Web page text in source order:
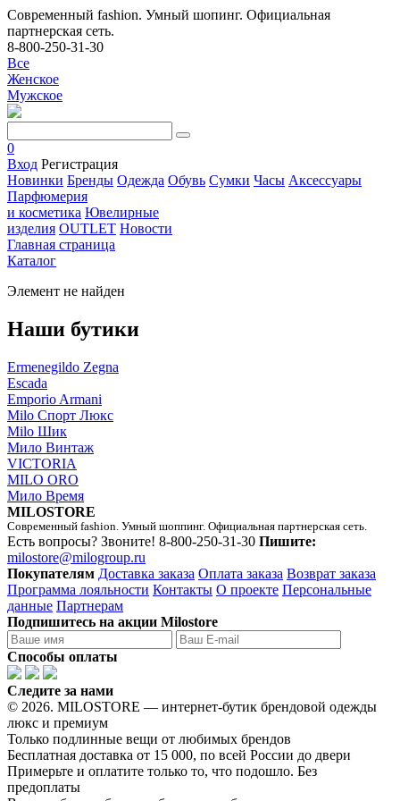
Современный fashion. Умный шопинг. Официальная
партнерская сеть.
8-800-250-31-30
Все
Женское
Мужское
0
Вход Регистрация
Новинки Бренды Одежда Обувь Сумки Часы Аксессуары
Парфюмерия
и косметика Ювелирные
изделия OUTLET Новости
Главная страница
Каталог
Элемент не найден
Наши бутики
Ermenegildo Zegna
Escada
Emporio Armani
Milo Спорт Люкс
Milo Шик
Мило Винтаж
VICTORIA
MILO ORO
Мило Время
MILOSTORE
Современный fashion. Умный шоппинг. Официальная партнерская сеть.
Есть вопросы? Звоните! 8-800-250-31-30 Пишите:
milostore@milogroup.ru
Покупателям Доставка заказа Оплата заказа Возврат заказа
Программа лояльности Контакты О проекте Персональные
данные Партнерам
Подпишитесь на акции Milostore
Способы оплаты
Следите за нами
© 2026. MILOSTORE — интернет-бутик брендовой одежды
люкс и премиум
Только подлинные вещи от любимых брендов
Бесплатная доставка от 15 000, по всей России до двери
Примерьте и оплатите только то, что подошло. Без
предоплаты